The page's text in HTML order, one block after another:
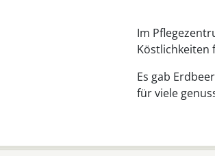
Im
Köstlichkeiten
Es gab
für viele